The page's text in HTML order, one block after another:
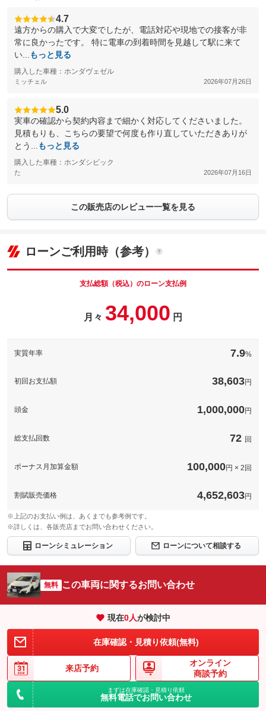
4.7
遠方からの購入で大変でしたが、電話対応や現地での接客が非
常に良かったです。 特に電車の到着時間を見越して駅に来て
い...
もっと見る
購入した車種：ホンダヴェゼル
ミッチェル 2026年07月26日
5.0
実車の確認から契約内容まで細かく対応してくださいました。
見積もりも、こちらの要望で何度も作り直していただきありが
とう...
もっと見る
購入した車種：ホンダシビック
た 2026年07月16日
この販売店のレビュー一覧を見る
ローンご利用時（参考）
支払総額（税込）のローン支払例
月々 34,000 円
実質年率 7.9%
初回お支払額 38,603円
頭金 1,000,000円
総支払回数 72 回
ボーナス月加算金額 100,000円 × 2回
割賦販売価格 4,652,603円
※上記のお支払い例は、あくまでも参考例です。
※詳しくは、各販売店までお問い合わせください。
ローンシミュレーション ローンについて相談する
無料 この車両に関するお問い合わせ
現在0人が検討中
在庫確認・見積り依頼(無料)
来店予約
オンライン
商談予約
まずは在庫確認・見積り依頼
無料電話でお問い合わせ